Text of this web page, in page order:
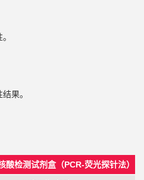
果。
酸检测试剂盒（PCR-荧光探针法）